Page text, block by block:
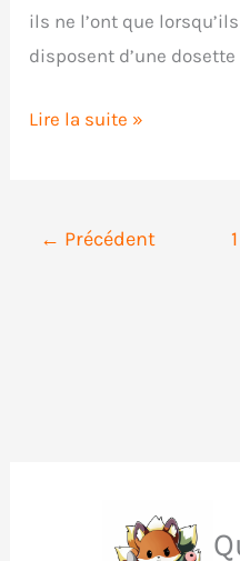
ils ne l’ont que
disposent d’une
Critique
Lire la suite »
← Précédent 1